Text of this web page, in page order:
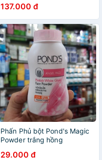
137.000 đ
Phấn Phủ bột Pond's Magic
Powder trắng hồng
29.000 đ